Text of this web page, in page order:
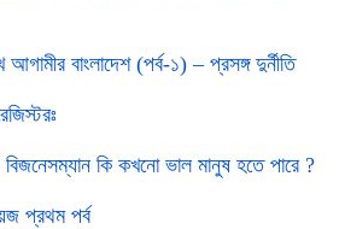
আগামীর বাংলাদেশ (পর্ব-১) – প্রসঙ্গ দুর্নীতি
কি কখনো ভাল মানুষ হতে পারে ?
প্রথম পর্ব